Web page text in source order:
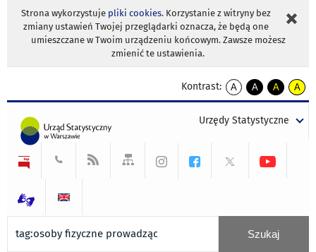
Strona wykorzystuje pliki cookies. Korzystanie z witryny bez
zmiany ustawień Twojej przeglądarki oznacza, że będą one
umieszczane w Twoim urządzeniu końcowym. Zawsze możesz
zmienić te ustawienia.
Kontrast:
A
kontrast
A
kontrast
tekst
czarnym
A
kontrast
tekst
czarnym
A
tekst
żółtym
Urzędy Statystyczne